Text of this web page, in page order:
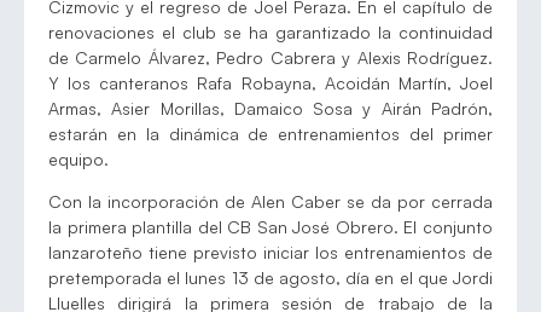
Cizmovic y el regreso de Joel Peraza. En el capítulo de
renovaciones el club se ha garantizado la continuidad
de Carmelo Álvarez, Pedro Cabrera y Alexis Rodríguez.
Y los canteranos Rafa Robayna, Acoidán Martín, Joel
Armas, Asier Morillas, Damaico Sosa y Airán Padrón,
estarán en la dinámica de entrenamientos del primer
equipo.
Con la incorporación de Alen Caber se da por cerrada
la primera plantilla del CB San José Obrero. El conjunto
lanzaroteño tiene previsto iniciar los entrenamientos de
pretemporada el lunes 13 de agosto, día en el que Jordi
Lluelles dirigirá la primera sesión de trabajo de la